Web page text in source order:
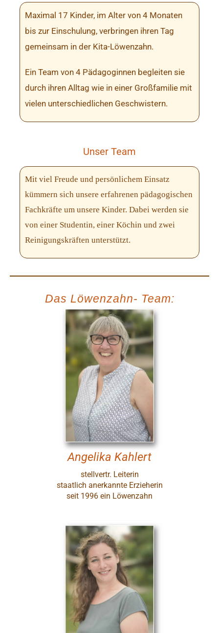
Maximal 17 Kinder, im Alter von 4 Monaten
bis zur Einschulung, verbringen ihren Tag
gemeinsam in der Kita-Löwenzahn.
Ein Team von 4 Pädagoginnen begleiten sie
durch ihren Alltag wie in einer Großfamilie mit
vielen unterschiedlichen Geschwistern.
Unser Team
Mit viel Freude und persönlichem Einsatz
kümmern sich unsere erfahrenen pädagogischen
Fachkräfte um unsere Kinder. Dabei werden sie
von einer Studentin, einer Köchin und zwei
Reinigungskräften unterstützt.
Das Löwenzahn- Team:
Angelika Kahlert
stellvertr. Leiterin
staatlich anerkannte Erzieherin
seit 1996 ein Löwenzahn